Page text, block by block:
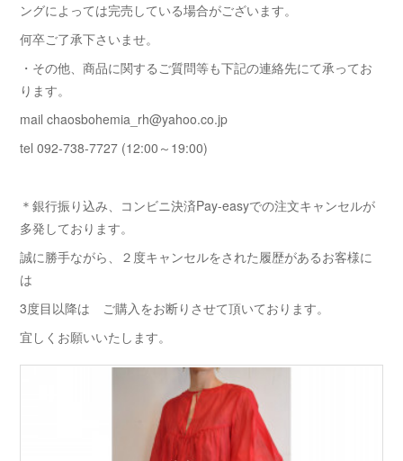
ングによっては完売している場合がございます。
何卒ご了承下さいませ。
・その他、商品に関するご質問等も下記の連絡先にて承ってお
ります。
mail chaosbohemia_rh@yahoo.co.jp
tel 092-738-7727 (12:00～19:00)
＊銀行振り込み、コンビニ決済Pay-easyでの注文キャンセルが
多発しております。
誠に勝手ながら、２度キャンセルをされた履歴があるお客様に
は
3度目以降は ご購入をお断りさせて頂いております。
宜しくお願いいたします。